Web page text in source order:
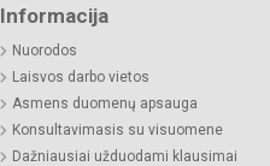
Informacija
Nuorodos
Laisvos darbo vietos
Asmens duomenų apsauga
Konsultavimasis su visuomene
Dažniausiai užduodami klausimai